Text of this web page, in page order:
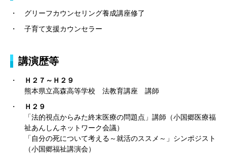
グリーフカウンセリング養成講座修了
子育て支援カウンセラー
講演歴等
Ｈ２７～Ｈ２９
熊本県立高森高等学校 法教育講座 講師
Ｈ２９
「法的視点からみた終末医療の問題点」講師（小国郷医療福
祉あんしんネットワーク会議）
「自分の死について考える～就活のススメ～」シンポジスト
（小国郷福祉講演会）